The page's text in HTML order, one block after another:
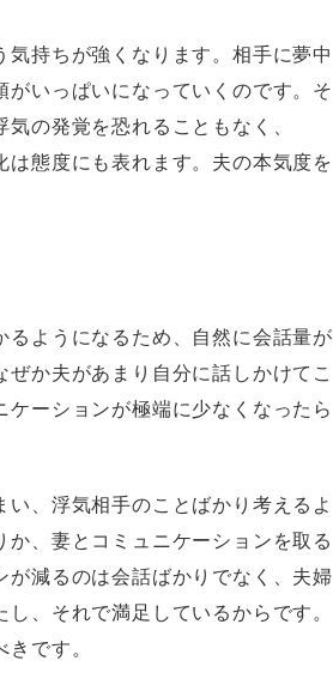
持ちが強くなります。相手に夢中
いっぱいになっていくのです。そ
の発覚を恐れることもなく、
態度にも表れます。夫の本気度を
ようになるため、自然に会話量が
か夫があまり自分に話しかけてこ
ーションが極端に少なくなったら
、浮気相手のことばかり考えるよ
、妻とコミュニケーションを取る
減るのは会話ばかりでなく、夫婦
、それで満足しているからです。
です。